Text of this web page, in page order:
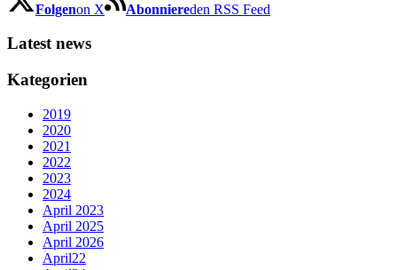
Folgenon X Abonniereden RSS Feed
Latest news
Kategorien
2019
2020
2021
2022
2023
2024
April 2023
April 2025
April 2026
April22